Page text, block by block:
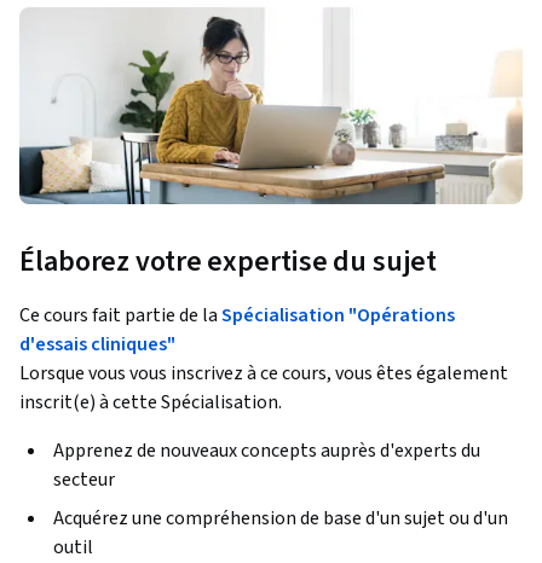
Élaborez votre expertise du sujet
Ce cours fait partie de laSpécialisation "Opérations
d'essais cliniques"
Lorsque vous vous inscrivez à ce cours, vous êtes également
inscrit(e) à cette Spécialisation.
Apprenez de nouveaux concepts auprès d'experts du
secteur
Acquérez une compréhension de base d'un sujet ou d'un
outil